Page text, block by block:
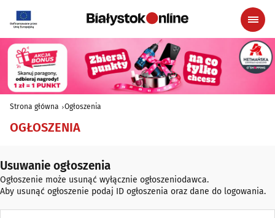
Strona główna Ogłoszenia
OGŁOSZENIA
Usuwanie ogłoszenia
Ogłoszenie może usunąć wyłącznie ogłoszeniodawca.
Aby usunąć ogłoszenie podaj ID ogłoszenia oraz dane do logowania.